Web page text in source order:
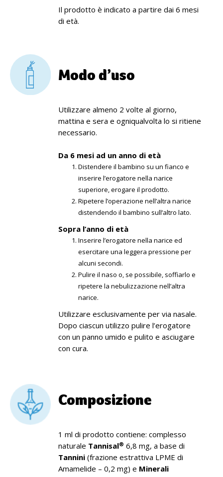
Il prodotto è indicato a partire dai 6 mesi
di età.
Modo d’uso
Utilizzare almeno 2 volte al giorno,
mattina e sera e ogniqualvolta lo si ritiene
necessario.
Da 6 mesi ad un anno di età
Distendere il bambino su un fianco e
inserire l’erogatore nella narice
superiore, erogare il prodotto.
Ripetere l’operazione nell’altra narice
distendendo il bambino sull’altro lato.
Sopra l’anno di età
Inserire l’erogatore nella narice ed
esercitare una leggera pressione per
alcuni secondi.
Pulire il naso o, se possibile, soffiarlo e
ripetere la nebulizzazione nell’altra
narice.
Utilizzare esclusivamente per via nasale.
Dopo ciascun utilizzo pulire l’erogatore
con un panno umido e pulito e asciugare
con cura.
Composizione
1 ml di prodotto contiene: complesso
naturale Tannisal® 6,8 mg, a base di
Tannini(frazione estrattiva LPME di
Amamelide – 0,2 mg) e Minerali